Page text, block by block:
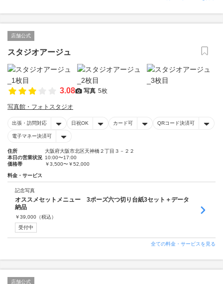
店舗公式
スタジオアージュ
3.08 写真 5枚
写真館・フォトスタジオ
出張・訪問対応 日祝OK カード可 QRコード決済可
電子マネー決済可
住所
大阪府大阪市北区天神橋２丁目３－２２
本日の営業状況 10:00〜17:00
価格帯
￥3,500〜￥52,000
料金・サービス
記念写真
オススメセットメニュー 3ポーズ六つ切り台紙3セット＋データ
納品
￥39,000 （税込）
受付中
全ての料金・サービスを見る
店舗公式